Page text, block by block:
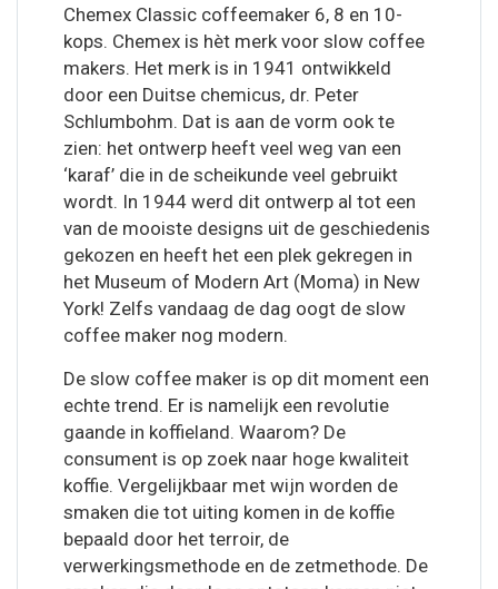
Chemex Classic coffeemaker 6, 8 en 10-
kops. Chemex is hèt merk voor slow coffee
makers. Het merk is in 1941 ontwikkeld
door een Duitse chemicus, dr. Peter
Schlumbohm. Dat is aan de vorm ook te
zien: het ontwerp heeft veel weg van een
‘karaf’ die in de scheikunde veel gebruikt
wordt. In 1944 werd dit ontwerp al tot een
van de mooiste designs uit de geschiedenis
gekozen en heeft het een plek gekregen in
het Museum of Modern Art (Moma) in New
York! Zelfs vandaag de dag oogt de slow
coffee maker nog modern.
De slow coffee maker is op dit moment een
echte trend. Er is namelijk een revolutie
gaande in koffieland. Waarom? De
consument is op zoek naar hoge kwaliteit
koffie. Vergelijkbaar met wijn worden de
smaken die tot uiting komen in de koffie
bepaald door het terroir, de
verwerkingsmethode en de zetmethode. De